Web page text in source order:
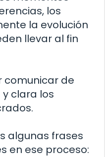
los
la evolución
llevar al fin
comunicar de
clara los
algunas frases
en ese proceso: